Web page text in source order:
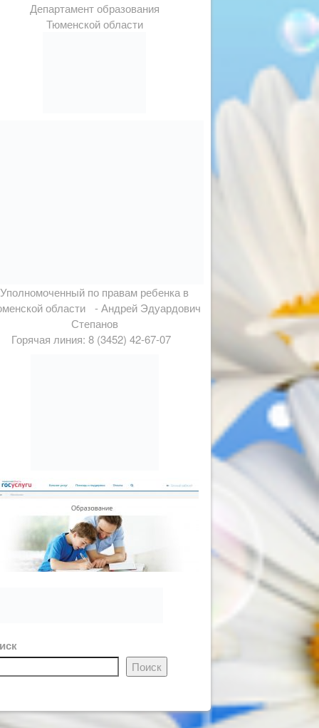
Департамент образования
Тюменской области
Уполномоченный по правам ребенка в
области - Андрей Эдуардович
Степанов
Горячая линия: 8 (3452) 42-67-07
Поиск